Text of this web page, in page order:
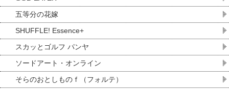
五等分の花嫁
SHUFFLE! Essence+
スカッとゴルフ パンヤ
ソードアート・オンライン
そらのおとしものｆ（フォルテ）